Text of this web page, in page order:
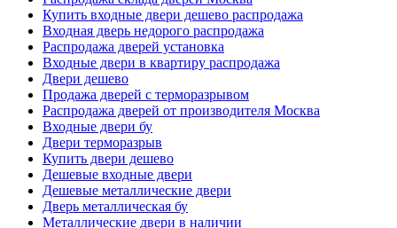
Купить входные двери дешево распродажа
Входная дверь недорого распродажа
Распродажа дверей установка
Входные двери в квартиру распродажа
Двери дешево
Продажа дверей с терморазрывом
Распродажа дверей от производителя Москва
Входные двери бу
Двери терморазрыв
Купить двери дешево
Дешевые входные двери
Дешевые металлические двери
Дверь металлическая бу
Металлические двери в наличии